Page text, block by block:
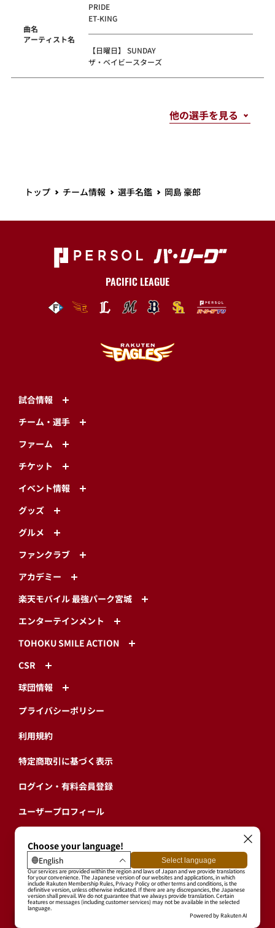
曲名
アーティスト名
PRIDE
ET-KING
【日曜日】 SUNDAY
ザ・ベイビースターズ
トップ チーム情報 選手名鑑 岡島 豪郎
PACIFIC LEAGUE
試合情報
チーム・選手
ファーム
チケット
イベント情報
グッズ
グルメ
ファンクラブ
アカデミー
楽天モバイル 最強パーク宮城
エンターテインメント
TOHOKU SMILE ACTION
CSR
球団情報
プライバシーポリシー
利用規約
特定商取引に基づく表示
ログイン・有料会員登録
ユーザープロフィール
退会
東北楽天ゴールデンイーグルス公式サイト